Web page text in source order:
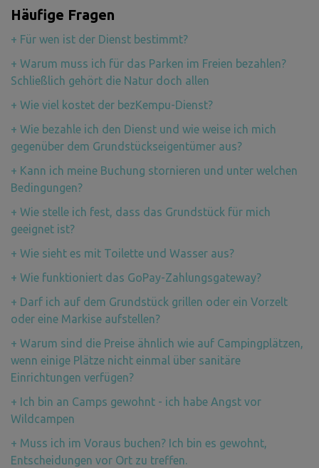
Häufige Fragen
+ Für wen ist der Dienst bestimmt?
+ Warum muss ich für das Parken im Freien bezahlen?
Schließlich gehört die Natur doch allen
+ Wie viel kostet der bezKempu-Dienst?
+ Wie bezahle ich den Dienst und wie weise ich mich
gegenüber dem Grundstückseigentümer aus?
+ Kann ich meine Buchung stornieren und unter welchen
Bedingungen?
+ Wie stelle ich fest, dass das Grundstück für mich
geeignet ist?
+ Wie sieht es mit Toilette und Wasser aus?
+ Wie funktioniert das GoPay-Zahlungsgateway?
+ Darf ich auf dem Grundstück grillen oder ein Vorzelt
oder eine Markise aufstellen?
+ Warum sind die Preise ähnlich wie auf Campingplätzen,
wenn einige Plätze nicht einmal über sanitäre
Einrichtungen verfügen?
+ Ich bin an Camps gewohnt - ich habe Angst vor
Wildcampen
+ Muss ich im Voraus buchen? Ich bin es gewohnt,
Entscheidungen vor Ort zu treffen.